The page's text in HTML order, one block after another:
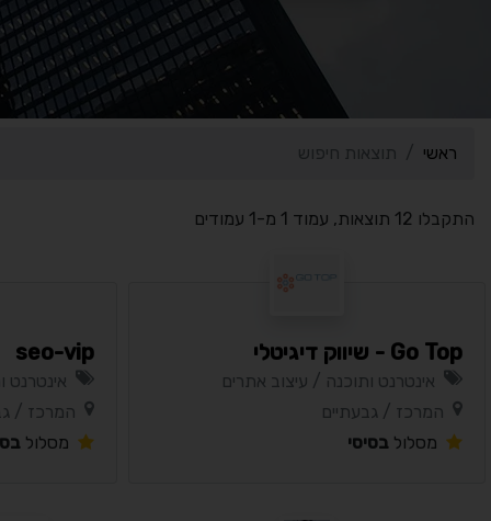
ראשי תוצאות חיפוש
התקבלו 12 תוצאות, עמוד 1 מ-1 עמודים
Go Top - שיווק דיגיטלי
אינטרנט ותוכנה / עיצוב אתרים
המרכז / גבעתיים
מסלול בסיסי
seo-vip
אינטרנט
המרכז /
מסלול